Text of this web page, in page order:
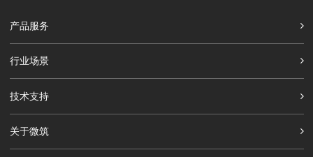
产品服务
行业场景
技术支持
关于微筑